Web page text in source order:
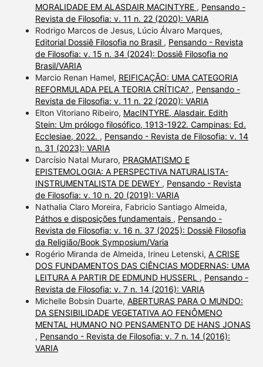
MORALIDADE EM ALASDAIR MACINTYRE , Pensando -
Revista de Filosofia: v. 11 n. 22 (2020): VARIA
Rodrigo Marcos de Jesus, Lúcio Álvaro Marques,
Editorial Dossiê Filosofia no Brasil , Pensando - Revista
de Filosofia: v. 15 n. 34 (2024): Dossiê Filosofia no
Brasil/VARIA
Marcio Renan Hamel, REIFICAÇÃO: UMA CATEGORIA
REFORMULADA PELA TEORIA CRÍTICA? , Pensando -
Revista de Filosofia: v. 11 n. 22 (2020): VARIA
Elton Vitoriano Ribeiro, MacINTYRE, Alasdair. Edith
Stein: Um prólogo filosófico, 1913-1922. Campinas: Ed.
Ecclesiae, 2022. , Pensando - Revista de Filosofia: v. 14
n. 31 (2023): VARIA
Darcísio Natal Muraro, PRAGMATISMO E
EPISTEMOLOGIA: A PERSPECTIVA NATURALISTA-
INSTRUMENTALISTA DE DEWEY , Pensando - Revista
de Filosofia: v. 10 n. 20 (2019): VARIA
Nathalia Claro Moreira, Fabricio Santiago Almeida,
Páthos e disposições fundamentais , Pensando -
Revista de Filosofia: v. 16 n. 37 (2025): Dossiê Filosofia
da Religião/Book Symposium/Varia
Rogério Miranda de Almeida, Irineu Letenski, A CRISE
DOS FUNDAMENTOS DAS CIÊNCIAS MODERNAS: UMA
LEITURA A PARTIR DE EDMUND HUSSERL , Pensando -
Revista de Filosofia: v. 7 n. 14 (2016): VARIA
Michelle Bobsin Duarte, ABERTURAS PARA O MUNDO:
DA SENSIBILIDADE VEGETATIVA AO FENÔMENO
MENTAL HUMANO NO PENSAMENTO DE HANS JONAS
, Pensando - Revista de Filosofia: v. 7 n. 14 (2016):
VARIA